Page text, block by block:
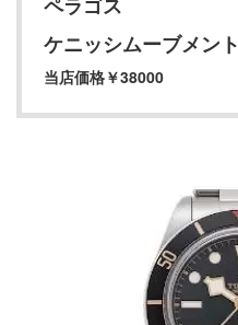
ケニッシムーブメント
当店価格￥38000